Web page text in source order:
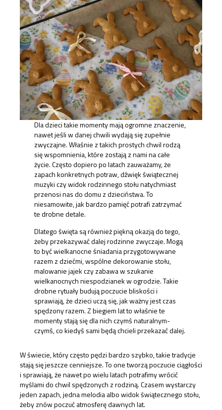
Dla dzieci takie momenty mają ogromne znaczenie,
nawet jeśli w danej chwili wydają się zupełnie
zwyczajne. Właśnie z takich prostych chwil rodzą
się wspomnienia, które zostają z nami na całe
życie. Często dopiero po latach zauważamy, że
zapach konkretnych potraw, dźwięk świątecznej
muzyki czy widok rodzinnego stołu natychmiast
przenosi nas do domu z dzieciństwa. To
niesamowite, jak bardzo pamięć potrafi zatrzymać
te drobne detale.
Dlatego święta są również piękną okazją do tego,
żeby przekazywać dalej rodzinne zwyczaje. Mogą
to być wielkanocne śniadania przygotowywane
razem z dziećmi, wspólne dekorowanie stołu,
malowanie jajek czy zabawa w szukanie
wielkanocnych niespodzianek w ogrodzie. Takie
drobne rytuały budują poczucie bliskości i
sprawiają, że dzieci uczą się, jak ważny jest czas
spędzony razem. Z biegiem lat to właśnie te
momenty stają się dla nich czymś naturalnym-
czymś, co kiedyś sami będą chcieli przekazać dalej.
W świecie, który często pędzi bardzo szybko, takie tradycje
stają się jeszcze cenniejsze. To one tworzą poczucie ciągłości
i sprawiają, że nawet po wielu latach potrafimy wrócić
myślami do chwil spędzonych z rodziną. Czasem wystarczy
jeden zapach, jedna melodia albo widok świątecznego stołu,
żeby znów poczuć atmosferę dawnych lat.